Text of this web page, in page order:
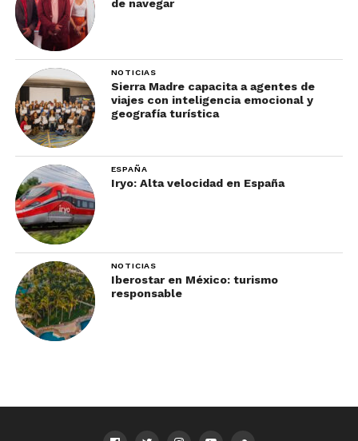
de navegar
NOTICIAS
Sierra Madre capacita a agentes de
viajes con inteligencia emocional y
geografía turística
ESPAÑA
Iryo: Alta velocidad en España
NOTICIAS
Iberostar en México: turismo
responsable